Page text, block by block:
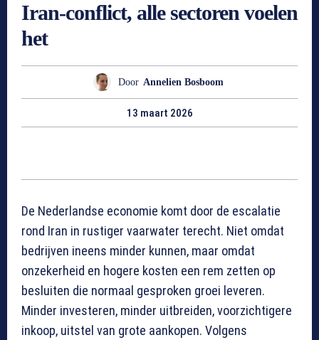
Iran-conflict, alle sectoren voelen
het
Door Annelien Bosboom
13 maart 2026
De Nederlandse economie komt door de escalatie
rond Iran in rustiger vaarwater terecht. Niet omdat
bedrijven ineens minder kunnen, maar omdat
onzekerheid en hogere kosten een rem zetten op
besluiten die normaal gesproken groei leveren.
Minder investeren, minder uitbreiden, voorzichtigere
inkoop, uitstel van grote aankopen. Volgens